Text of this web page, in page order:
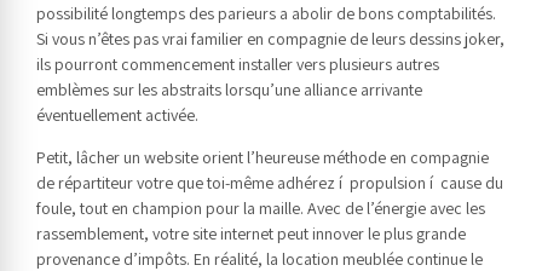
possibilité longtemps des parieurs a abolir de bons comptabilités.
Si vous n’êtes pas vrai familier en compagnie de leurs dessins joker,
ils pourront commencement installer vers plusieurs autres
emblèmes sur les abstraits lorsqu’une alliance arrivante
éventuellement activée.
Petit, lâcher un website orient l’heureuse méthode en compagnie
de répartiteur votre que toi-même adhérez í propulsion í cause du
foule, tout en champion pour la maille. Avec de l’énergie avec les
rassemblement, votre site internet peut innover le plus grande
provenance d’impôts. En réalité, la location meublée continue le